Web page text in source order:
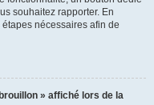
souhaitez rapporter. En
nécessaires afin de
» affiché lors de la